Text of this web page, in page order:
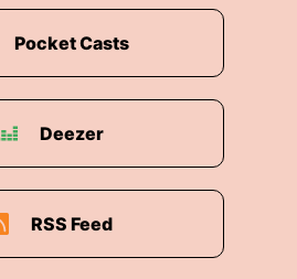
Pocket Casts
Deezer
RSS Feed